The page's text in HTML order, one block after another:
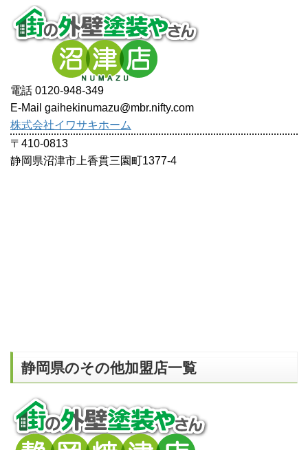
電話 0120-948-349
E-Mail gaihekinumazu@mbr.nifty.com
株式会社イワサキホーム
〒410-0813
静岡県沼津市上香貫三園町1377-4
静岡県のその他加盟店一覧